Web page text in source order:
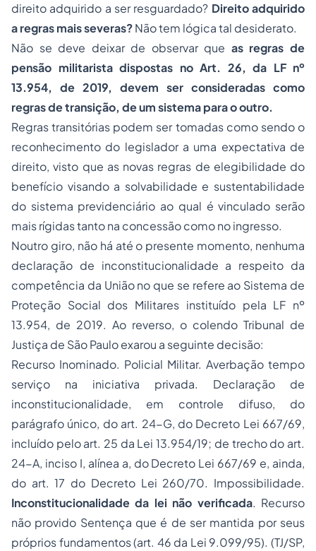
direito adquirido a ser resguardado? Direito adquirido
a regras mais severas?Não tem lógica tal desiderato.
Não se deve deixar de observar que as regras de
pensão militarista dispostas no Art. 26, da LF nº
13.954, de 2019, devem ser consideradas como
regras de transição, de um sistema para o outro.
Regras transitórias podem ser tomadas como sendo o
reconhecimento do legislador a uma expectativa de
direito, visto que as novas regras de elegibilidade do
benefício visando a solvabilidade e sustentabilidade
do sistema previdenciário ao qual é vinculado serão
mais rígidas tanto na concessão como no ingresso.
Noutro giro, não há até o presente momento, nenhuma
declaração de inconstitucionalidade a respeito da
competência da União no que se refere ao Sistema de
Proteção Social dos Militares instituído pela LF nº
13.954, de 2019. Ao reverso, o colendo Tribunal de
Justiça de São Paulo exarou a seguinte decisão:
Recurso Inominado. Policial Militar. Averbação tempo
serviço na iniciativa privada. Declaração de
inconstitucionalidade, em controle difuso, do
parágrafo único, do art. 24-G, do Decreto Lei 667/69,
incluído pelo art. 25 da Lei 13.954/19; de trecho do art.
24-A, inciso I, alínea a, do Decreto Lei 667/69 e, ainda,
do art. 17 do Decreto Lei 260/70. Impossibilidade.
Inconstitucionalidade da lei não verificada. Recurso
não provido Sentença que é de ser mantida por seus
próprios fundamentos (art. 46 da Lei 9.099/95). (TJ/SP,